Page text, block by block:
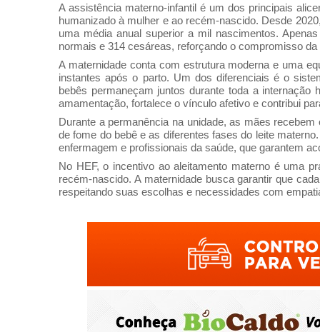
A assistência materno-infantil é um dos principais
humanizado à mulher e ao recém-nascido. Desde
uma média anual superior a mil nascimentos.
normais e 314 cesáreas, reforçando o compromisso
A maternidade conta com estrutura moderna e uma
instantes após o parto. Um dos diferenciais é o
bebês permaneçam juntos durante toda a
amamentação, fortalece o vínculo afetivo e contribui
Durante a permanência na unidade, as mães
de fome do bebê e as diferentes fases do leite
enfermagem e profissionais da saúde, que garantem
No HEF, o incentivo ao aleitamento materno é uma
recém-nascido. A maternidade busca garantir que
respeitando suas escolhas e necessidades com